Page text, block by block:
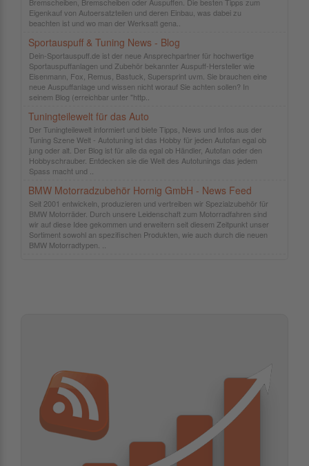
Eigenkauf von Autoersatzteilen und deren Einbau, was dabei zu
beachten ist und wo man der Werksatt gena..
Sportauspuff & Tuning News - Blog
Dein-Sportauspuff.de ist der neue Ansprechpartner für hochwertige
Sportauspuffanlagen und Zubehör bekannter Auspuff-Hersteller wie
Eisenmann, Fox, Remus, Bastuck, Supersprint uvm. Sie brauchen eine
neue Auspuffanlage und wissen nicht worauf Sie achten sollen? In
seinem Blog (erreichbar unter "http..
Tuningteilewelt für das Auto
Der Tuningteilewelt informiert und biete Tipps, News und Infos aus der
Tuning Szene Welt - Autotuning ist das Hobby für jeden Autofan egal ob
jung oder alt. Der Blog ist für alle da egal ob Händler, Autofan oder den
Hobbyschrauber. Entdecken sie die Welt des Autotunings das jedem
Spass macht und ..
BMW Motorradzubehör Hornig GmbH - News Feed
Seit 2001 entwickeln, produzieren und vertreiben wir Spezialzubehör für
BMW Motorräder. Durch unsere Leidenschaft zum Motorradfahren sind
wir auf diese Idee gekommen und erweitern seit diesem Zeitpunkt unser
Sortiment sowohl an spezifischen Produkten, wie auch durch die neuen
BMW Motorradtypen. ..